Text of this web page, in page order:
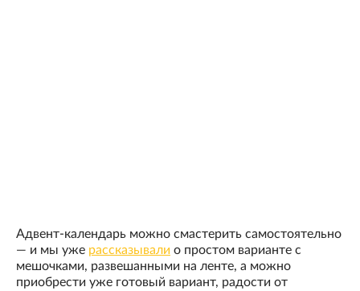
Адвент-календарь можно смастерить самостоятельно
— и мы уже рассказывали о простом варианте с
мешочками, развешанными на ленте, а можно
приобрести уже готовый вариант, радости от